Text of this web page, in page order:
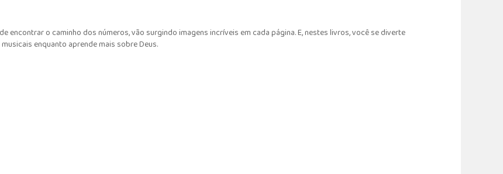
encontrar o caminho dos números, vão surgindo imagens incríveis em cada página. E, nestes livros, você se diverte
enquanto aprende mais sobre Deus.